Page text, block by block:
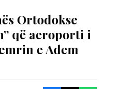
Ortodokse
që aeroporti i
e Adem